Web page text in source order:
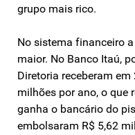
grupo mais rico.
No sistema financeiro
maior. No Banco Itaú,
Diretoria receberam
milhões por ano, o que
ganha o bancário do
embolsaram R$ 5,62